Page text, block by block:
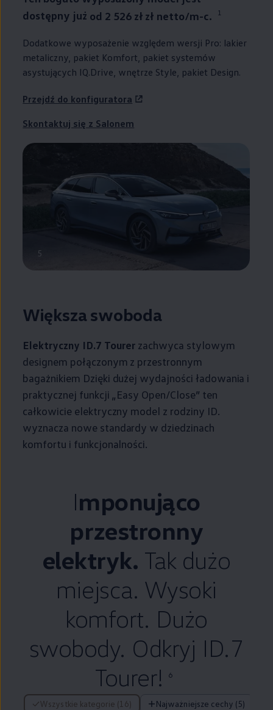
dostępny już od 2 526 zł zł netto/m-c. 1
Dodatkowe wyposażenie względem wersji Pro: lakier
metaliczny, pakiet Komfort, pakiet systemów
asystujących IQ.Drive, wnętrze Style, pakiet Design.
Przejdź do konfiguratora
Skontaktuj się z Salonem
5
Większa swoboda
Elektryczny ID.7 Tourer zachwyca stylowym
designem połączonym z przestronnym
bagażnikiem Dzięki dużej wydajności ładowania i
praktycznej funkcji „Easy Open/Close” ten
całkowicie elektryczny model z rodziny ID.
wyznacza nowe standardy w dziedzinach
komfortu i funkcjonalności.
Imponująco
przestronny
elektryk. Tak dużo
miejsca. Wysoki
komfort. Dużo
swobody. Odkryj ID.7
Tourer!
6
Wszystkie kategorie (16) Najważniejsze cechy (5)
16 z 16 elementów